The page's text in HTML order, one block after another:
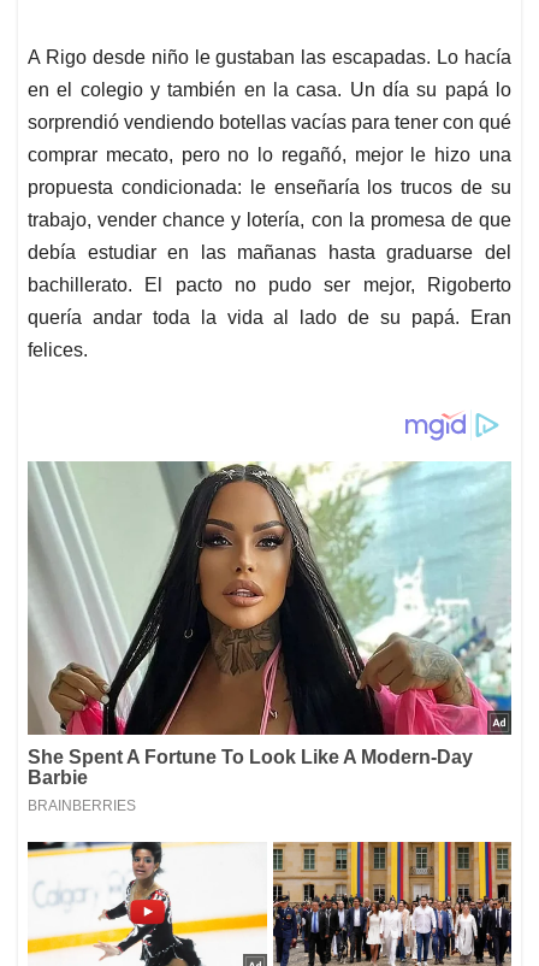
A Rigo desde niño le gustaban las escapadas. Lo hacía
en el colegio y también en la casa. Un día su papá lo
sorprendió vendiendo botellas vacías para tener con qué
comprar mecato, pero no lo regañó, mejor le hizo una
propuesta condicionada: le enseñaría los trucos de su
trabajo, vender chance y lotería, con la promesa de que
debía estudiar en las mañanas hasta graduarse del
bachillerato. El pacto no pudo ser mejor, Rigoberto
quería andar toda la vida al lado de su papá. Eran
felices.